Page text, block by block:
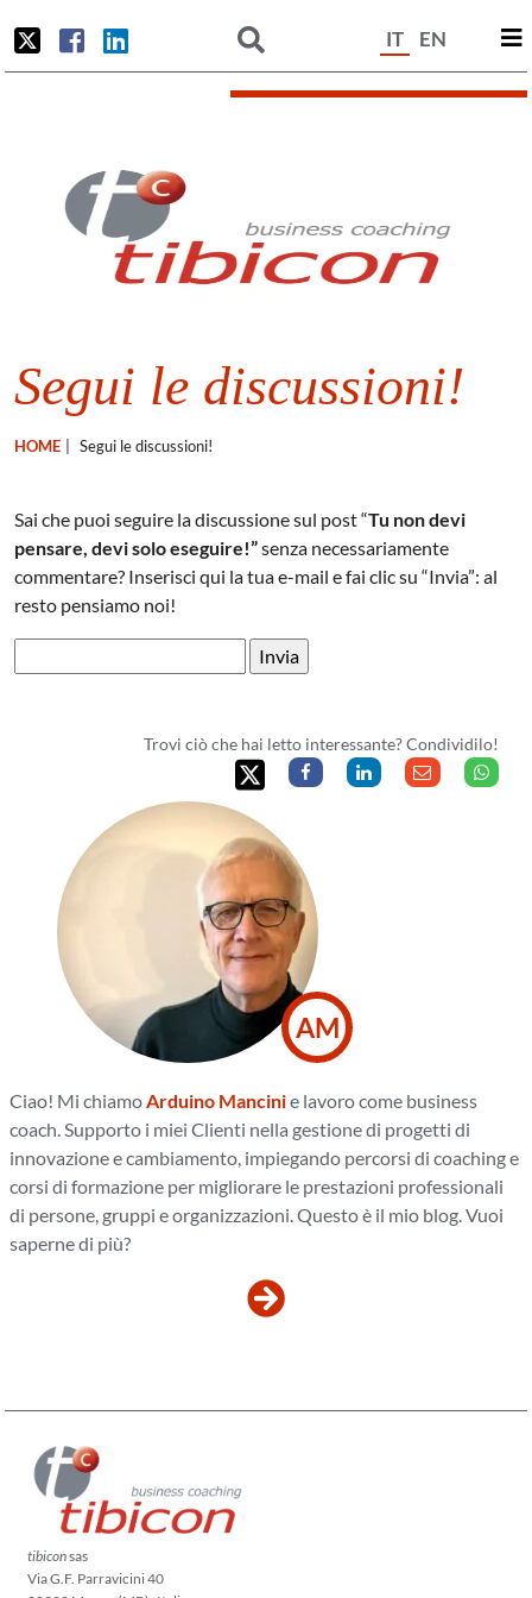
IT EN
Segui le discussioni!
HOME Segui le discussioni!
Sai che puoi seguire la discussione sul post “Tu non devi
pensare, devi solo eseguire!”senza necessariamente
commentare? Inserisci qui la tua e-mail e fai clic su “Invia”: al
resto pensiamo noi!
Trovi ciò che hai letto interessante? Condividilo!
AM
Ciao! Mi chiamo Arduino Mancinie lavoro come business
coach. Supporto i miei Clienti nella gestione di progetti di
innovazione e cambiamento, impiegando percorsi di coaching e
corsi di formazione per migliorare le prestazioni professionali
di persone, gruppi e organizzazioni. Questo è il mio blog. Vuoi
saperne di più?
tibiconsas
Via G.F. Parravicini 40